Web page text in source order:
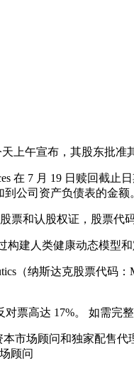
上午宣布，其股东批
在 7 月 19 日赎回截
公司资产负债表的金额
和认股权证，股票代码
构建人类健康动态模型
（纳斯达克股票代码
票高达 17%。 如需完
本市场顾问和独家配售代
顾问